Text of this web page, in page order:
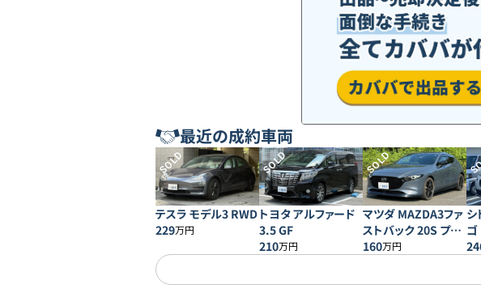
最近の成約車両
SOLD
テスラ モデル3 RWD
229万円
SOLD
トヨタ アルファード
3.5 GF
210万円
SOLD
マツダ MAZDA3ファ
ストバック 20S プロ
アクティブ
160万円
シ
ゴ